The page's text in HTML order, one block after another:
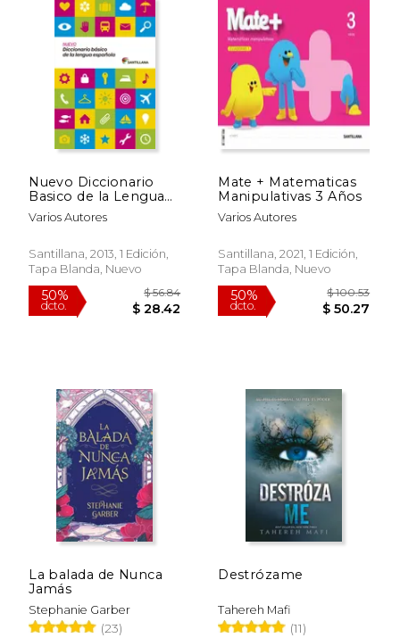
$ 21.29
Rápido
Rápido
Nuevo Diccionario
Basico de la Lengua
Espanola
(Dictionaries)
Varios Autores
Santillana, 2013, 1 Edición,
Tapa Blanda, Nuevo
Mate + Matematicas
Manipulativas 3 Años
Varios Autores
Santillana, 2021, 1 Edición,
Tapa Blanda, Nuevo
La balada de Nunca
Jamás
Stephanie Garber
(23)
Destrózame
Tahereh Mafi
(11)